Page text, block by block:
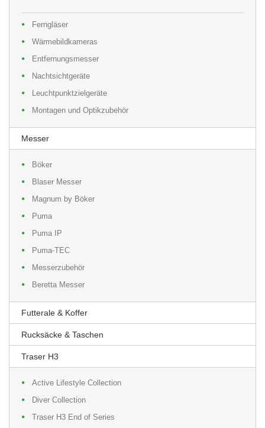
Ferngläser
Wärmebildkameras
Entfernungsmesser
Nachtsichtgeräte
Leuchtpunktzielgeräte
Montagen und Optikzubehör
Messer
Böker
Blaser Messer
Magnum by Böker
Puma
Puma IP
Puma-TEC
Messerzubehör
Beretta Messer
Futterale & Koffer
Rucksäcke & Taschen
Traser H3
Active Lifestyle Collection
Diver Collection
Traser H3 End of Series